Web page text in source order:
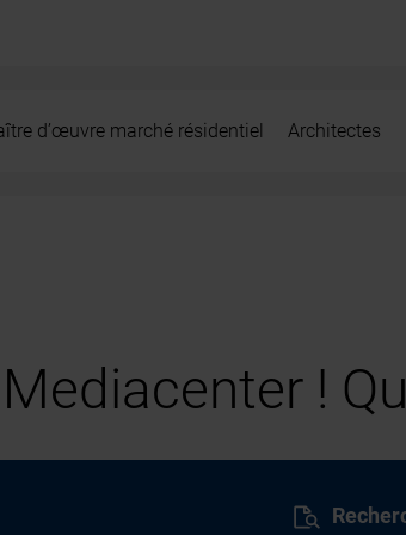
d’œuvre marché résidentiel Architectes
!